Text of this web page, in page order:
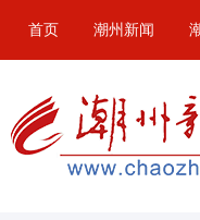
首页 潮州新闻